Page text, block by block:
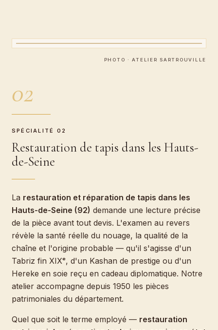
PHOTO · ATELIER SARTROUVILLE
02
SPÉCIALITÉ 02
Restauration de tapis dans les Hauts-
de-Seine
La restauration et réparation de tapis dans les
Hauts-de-Seine (92) demande une lecture précise
de la pièce avant tout devis. L'examen au revers
révèle la santé réelle du nouage, la qualité de la
chaîne et l'origine probable — qu'il s'agisse d'un
Tabriz fin XIXᵉ, d'un Kashan de prestige ou d'un
Hereke en soie reçu en cadeau diplomatique. Notre
atelier accompagne depuis 1950 les pièces
patrimoniales du département.
Quel que soit le terme employé — restauration